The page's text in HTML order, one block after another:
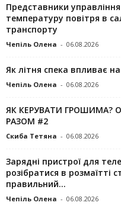
Представники
температуру повітря в
транспорту
Чепіль Олена - 06.08.2026
Як літня спека впливає
Чепіль Олена - 06.08.2026
ЯК КЕРУВАТИ ГРОШИМА?
РАЗОМ #2
Скиба Тетяна - 06.08.2026
Зарядні пристрої для
розібратися в розмаїтті
правильний...
Чепіль Олена - 06.08.2026